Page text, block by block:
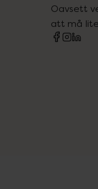
Oavsett
att må